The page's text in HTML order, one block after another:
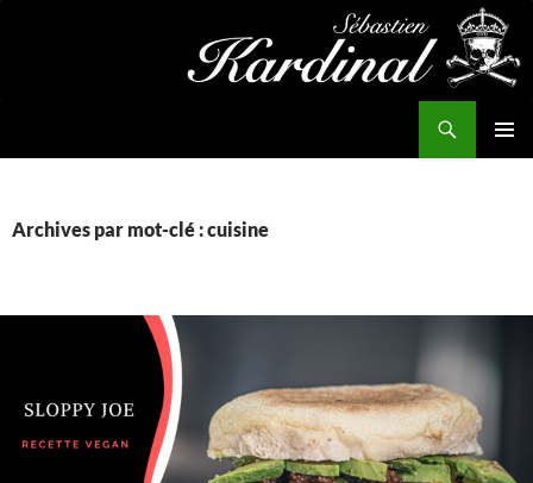
Archives par mot-clé : cuisine